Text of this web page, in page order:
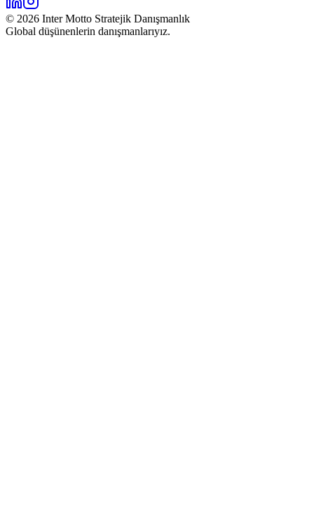
© 2026 Inter Motto Stratejik Danışmanlık
Global düşünenlerin danışmanlarıyız.